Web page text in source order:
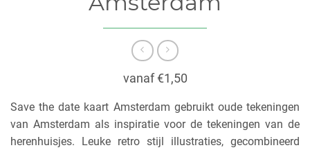
vanaf €1,50
Save the date kaart Amsterdam gebruikt oude tekeningen
van Amsterdam als inspiratie voor de tekeningen van de
herenhuisjes. Leuke retro stijl illustraties, gecombineerd